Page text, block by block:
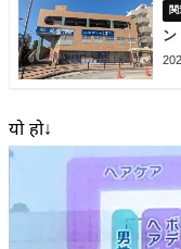
ン
यो हो↓